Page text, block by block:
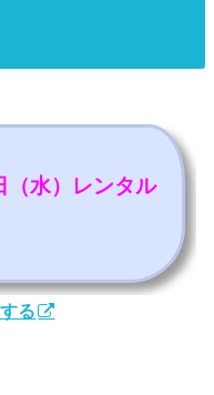
（水）レンタル
る